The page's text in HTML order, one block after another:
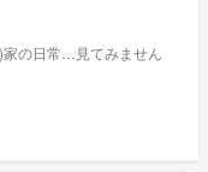
家の日常…見てみません